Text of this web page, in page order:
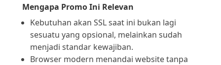
Mengapa Promo Ini Relevan
Kebutuhan akan SSL saat ini bukan lagi
sesuatu yang opsional, melainkan sudah
menjadi standar kewajiban.
Browser modern menandai website tanpa